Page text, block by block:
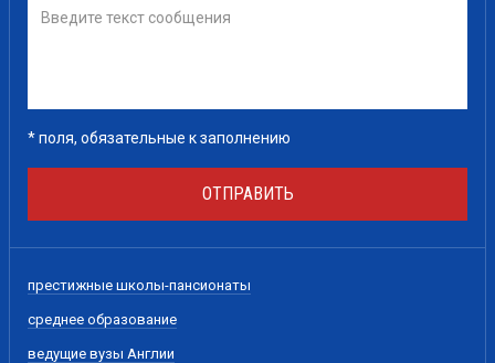
*поля, обязательные к заполнению
ОТПРАВИТЬ
престижные школы-пансионаты
среднее образование
ведущие вузы Англии